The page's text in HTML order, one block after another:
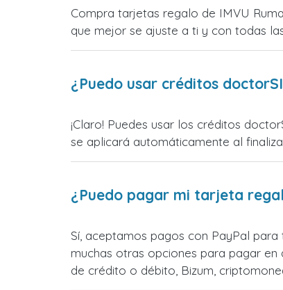
Compra tarjetas regalo de IMVU
que mejor se ajuste a ti y con todas
¿Puedo usar créditos
¡Claro! Puedes usar los créditos
se aplicará automáticamente al
¿Puedo pagar mi tarjeta
Sí, aceptamos pagos con PayPal
muchas otras opciones para pagar
de crédito o débito, Bizum,